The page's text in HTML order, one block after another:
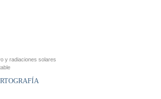
y radiaciones solares